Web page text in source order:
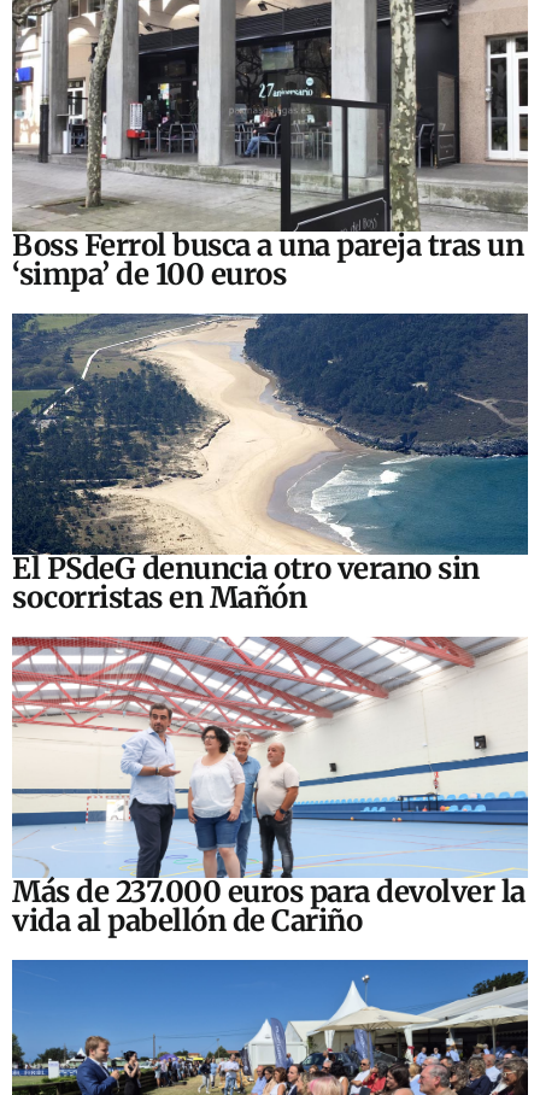
Boss Ferrol busca a una pareja tras un
‘simpa’ de 100 euros
El PSdeG denuncia otro verano sin
socorristas en Mañón
Más de 237.000 euros para devolver la
vida al pabellón de Cariño